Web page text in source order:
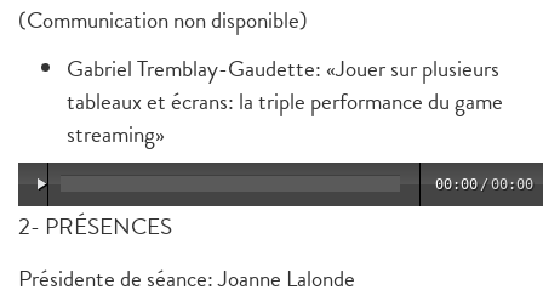
(Communication non disponible)
Gabriel Tremblay-Gaudette: «Jouer sur plusieurs
tableaux et écrans: la triple performance du game
streaming»
00:00 /00:00
2- PRÉSENCES
Présidente de séance: Joanne Lalonde